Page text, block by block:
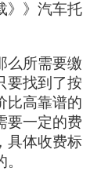
》》汽车托
么所需要缴
要找到了按
比高靠谱的
要一定的费
具体收费标